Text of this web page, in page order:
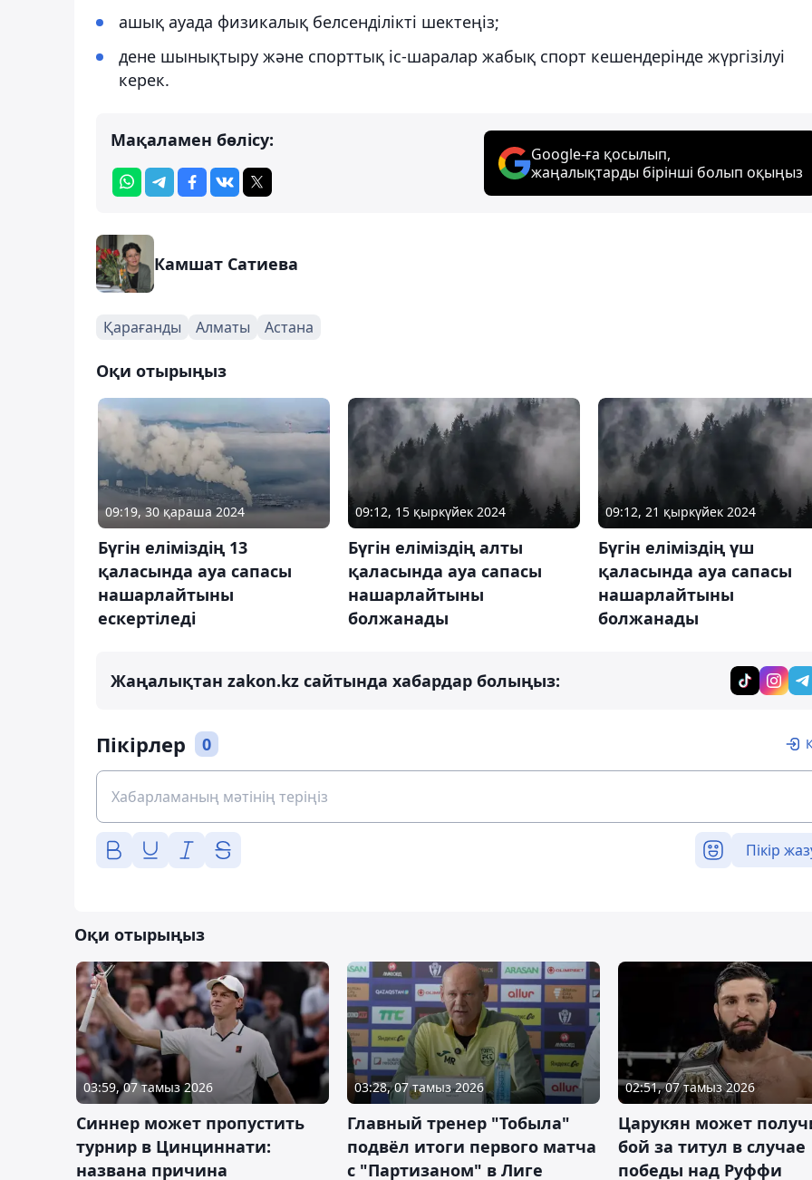
ашық ауада физикалық белсенділікті шектеңіз;
дене шынықтыру және спорттық іс-шаралар жабық спорт кешендерінде жүргізілуі
керек.
Мақаламен бөлісу:
Google-ға қосылып,
жаңалықтарды бірінші болып оқыңыз
Камшат Сатиева
Қарағанды Алматы Астана
Оқи отырыңыз
09:19, 30 қараша 2024
Бүгін еліміздің 13
қаласында ауа сапасы
нашарлайтыны
ескертіледі
09:12, 15 қыркүйек 2024
Бүгін еліміздің алты
қаласында ауа сапасы
нашарлайтыны
болжанады
09:12, 21 қыркүйек 2024
Бүгін еліміздің үш
қаласында ауа сапасы
нашарлайтыны
болжанады
Жаңалықтан zakon.kz сайтында хабардар болыңыз:
Пікірлер 0
Пікір
Оқи отырыңыз
03:59, 07 тамыз 2026
Синнер может пропустить
турнир в Цинциннати:
названа причина
03:28, 07 тамыз 2026
Главный тренер "Тобыла"
подвёл итоги первого матча
с "Партизаном" в Лиге
02:51, 07 тамыз 2026
Царукян может
бой за титул в случае
победы над Руффи